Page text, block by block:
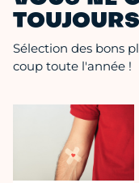
Sélection des bons
coup toute l'année !